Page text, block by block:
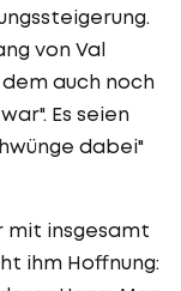
von Val
auch noch
Es seien
dabei"
mit insgesamt
ihm Hoffnung: